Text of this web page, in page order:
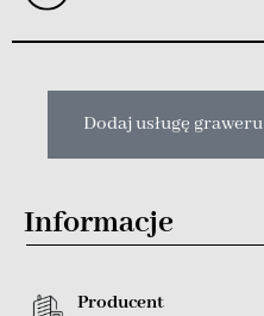
Dodaj usługę graweru
Informacje
Producent